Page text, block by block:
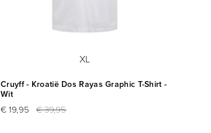
XL
Cruyff - Kroatië Dos Rayas Graphic T-Shirt -
Wit
€ 19,95 € 39,95